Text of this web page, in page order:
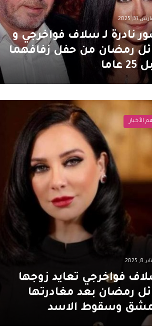
31, 2025
نادرة لـ سلاف فواخرجي و
رمضان من حفل زفافهما
عاما
الأخبار
8, 2025
فواخرجي تعايد زوجها
رمضان بعد مغادرتها
وسقوط الاسد